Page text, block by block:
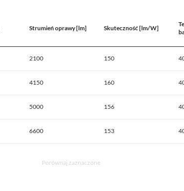
Strumień oprawy [lm] Skuteczność [lm/W]
2100 150
4150 160
5000 156
6600 153
Porównaj zaznaczone